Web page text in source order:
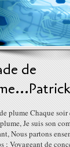
de
plume Chaque soir
Je suis son
Nous partons
; Voyageant de